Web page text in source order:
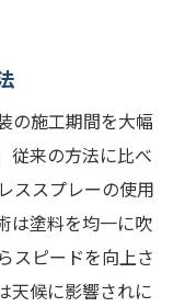
の施工期間を大幅
従来の方法に比べ
ススプレーの使用
は塗料を均一に吹
スピードを向上さ
天候に影響されに